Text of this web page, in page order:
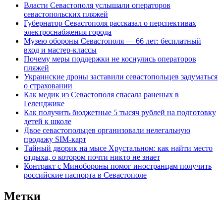
Власти Севастополя услышали операторов
севастопольских пляжей
Губернатор Севастополя рассказал о перспективах
электроснабжения города
Музею обороны Севастополя — 66 лет: бесплатный
вход и мастер-классы
Почему меры поддержки не коснулись операторов
пляжей
Украинские дроны заставили севастопольцев задуматься
о страховании
Как медик из Севастополя спасала раненых в
Геленджике
Как получить бюджетные 5 тысяч рублей на подготовку
детей к школе
Двое севастопольцев организовали нелегальную
продажу SIM-карт
Тайный дворик на мысе Хрустальном: как найти место
отдыха, о котором почти никто не знает
Контракт с Минобороны помог иностранцам получить
российские паспорта в Севастополе
Метки